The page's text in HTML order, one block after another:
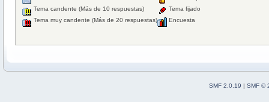
Tema candente (Más de 10 respuestas)
Tema muy candente (Más de 20 respuestas)
Tema fijado
Encuesta
SMF 2.0.19 | SMF ©